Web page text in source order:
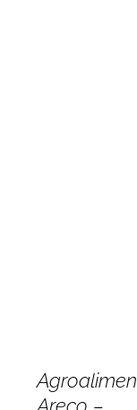
CARRITO